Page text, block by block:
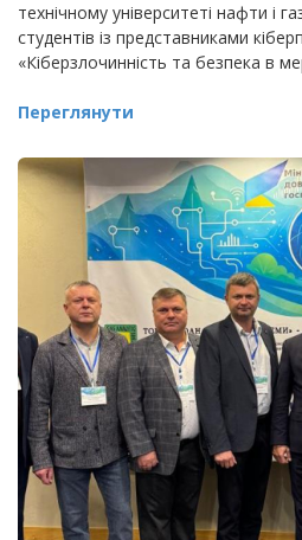
технічному університеті нафти і
студентів із представниками
«Кіберзлочинність та безпека в
Переглянути